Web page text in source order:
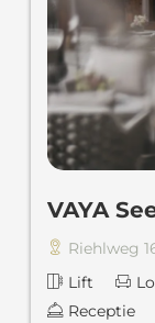
VAYA
Riehlweg
Lift
Receptie